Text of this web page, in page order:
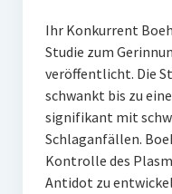
Ihr Konkurrent
Studie zum
veröffentlicht. Die
schwankt bis zu
signifikant mit
Schlaganfällen.
Kontrolle des
Antidot zu